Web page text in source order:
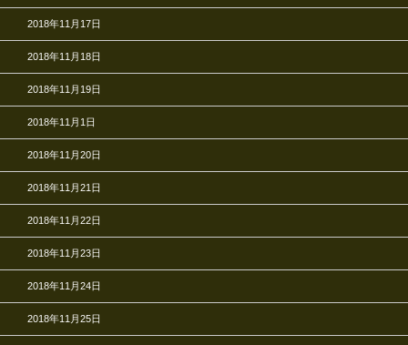
2018年11月17日
2018年11月18日
2018年11月19日
2018年11月1日
2018年11月20日
2018年11月21日
2018年11月22日
2018年11月23日
2018年11月24日
2018年11月25日